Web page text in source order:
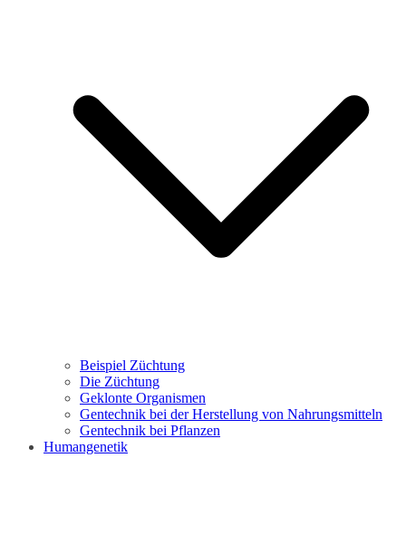
Beispiel Züchtung
Die Züchtung
Geklonte Organismen
Gentechnik bei der Herstellung von Nahrungsmitteln
Gentechnik bei Pflanzen
Humangenetik